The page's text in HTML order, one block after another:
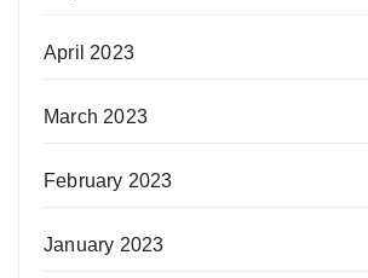
April 2023
March 2023
February 2023
January 2023